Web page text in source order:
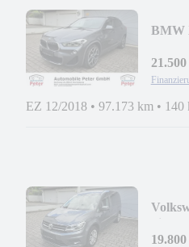
BMW
21.500
EZ 12/2018 • 97.173 km • 140
19.800